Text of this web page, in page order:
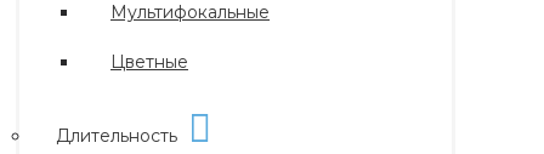
Мультифокальные
Цветные
Длительность